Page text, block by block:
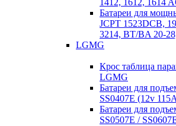
1412, 1612, 1614
Батареи для
JCPT 1523DCB,
3214, BT/BA 20-
LGMG
Крос таблица
LGMG
Батареи для
SS0407E (12v
Батареи для
SS0507E /